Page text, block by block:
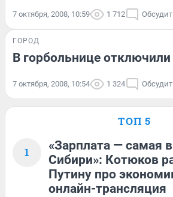
7 октября, 2008, 10:59 1 712
ГОРОД
В горбольнице
7 октября, 2008, 10:54 1 324
ТОП 5
1
«Зарплата — самая
Сибири»: Котюков
Путину про
онлайн-трансляция